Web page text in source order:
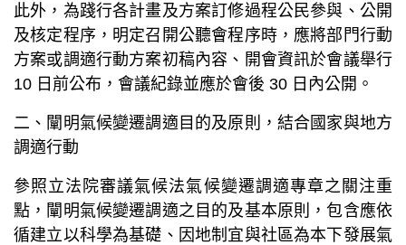
此外，為踐行各計畫及方案訂修過程公民參與、公開
及核定程序，明定召開公聽會程序時，應將部門行動
方案或調適行動方案初稿內容、開會資訊於會議舉行
10 日前公布，會議紀錄並應於會後 30 日內公開。
二、闡明氣候變遷調適目的及原則，結合國家與地方
調適行動
參照立法院審議氣候法氣候變遷調適專章之關注重
點，闡明氣候變遷調適之目的及基本原則，包含應依
循建立以科學為基礎、因地制宜與社區為本下發展氣